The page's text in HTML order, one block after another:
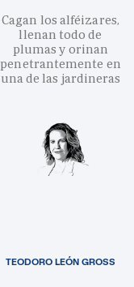
Cagan los alféizares,
llenan todo de
plumas y orinan
penetrantemente en
una de las jardineras
TEODORO LEÓN GROSS